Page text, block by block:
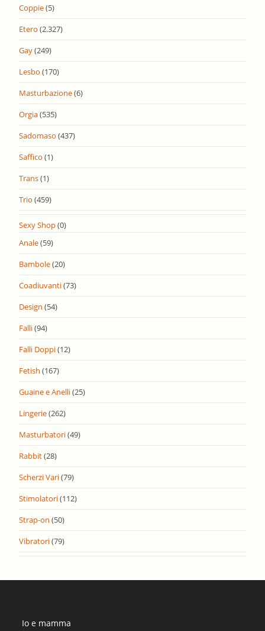
Coppie(5)
Etero (2.327)
Gay(249)
Lesbo (170)
Masturbazione(6)
Orgia(535)
Sadomaso (437)
Saffico (1)
Trans(1)
Trio (459)
Sexy Shop(0)
Anale(59)
Bambole(20)
Coadiuvanti(73)
Design (54)
Falli(94)
Falli Doppi(12)
Fetish (167)
Guaine e Anelli(25)
Lingerie(262)
Masturbatori(49)
Rabbit(28)
Scherzi Vari(79)
Stimolatori(112)
Strap-on (50)
Vibratori(79)
Io e mamma